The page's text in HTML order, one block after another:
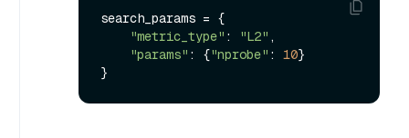
search_params = {
"metric_type" : "L2" ,
"params" : {"nprobe" : 10}